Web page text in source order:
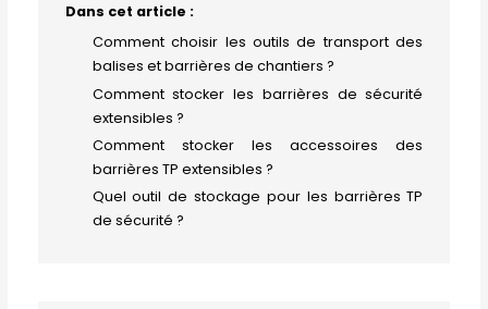
Dans cet article :
Comment choisir les outils de transport des
balises et barrières de chantiers ?
Comment stocker les barrières de sécurité
extensibles ?
Comment stocker les accessoires des
barrières TP extensibles ?
Quel outil de stockage pour les barrières TP
de sécurité ?